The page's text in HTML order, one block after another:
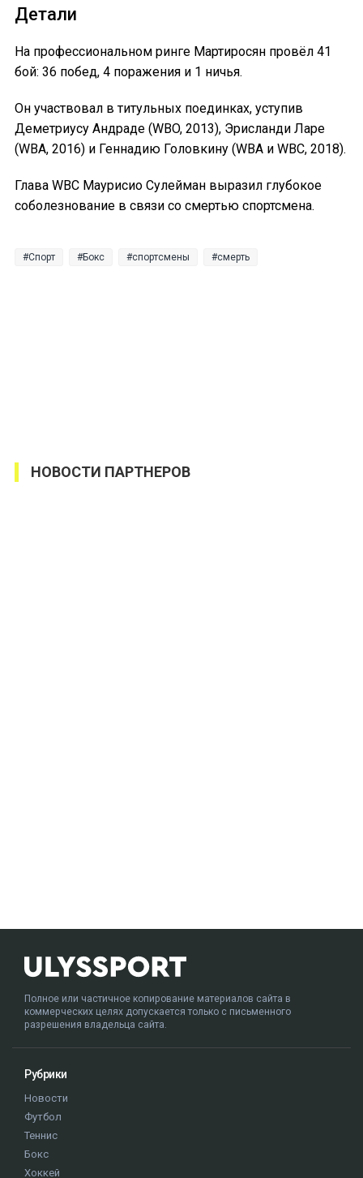
Детали
На профессиональном ринге Мартиросян провёл 41
бой: 36 побед, 4 поражения и 1 ничья.
Он участвовал в титульных поединках, уступив
Деметриусу Андраде (WBO, 2013), Эрисланди Ларе
(WBA, 2016) и Геннадию Головкину (WBA и WBC, 2018).
Глава WBC Маурисио Сулейман выразил глубокое
соболезнование в связи со смертью спортсмена.
Спорт Бокс спортсмены смерть
НОВОСТИ ПАРТНЕРОВ
Полное или частичное копирование материалов сайта в
коммерческих целях допускается только с письменного
разрешения владельца сайта.
Рубрики
Новости
Футбол
Теннис
Бокс
Хоккей